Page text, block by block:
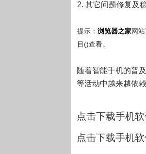
2. 其它问题修复及
提示： 浏览器之家网
目()查看。
随着智能手机的普
等活动中越来越依
点击下载手机
点击下载手机